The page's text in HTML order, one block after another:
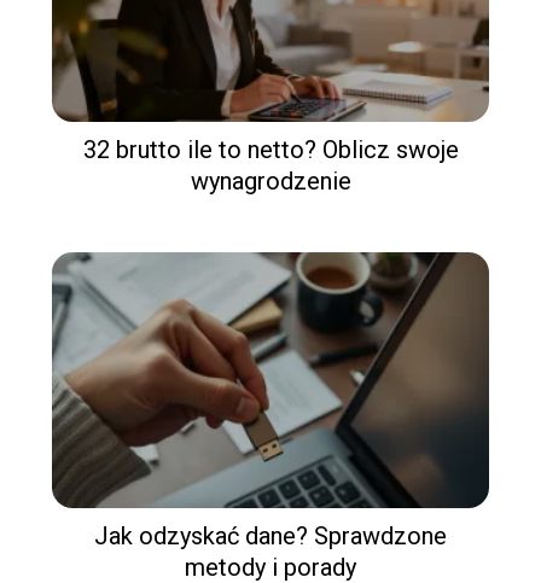
32 brutto ile to netto? Oblicz swoje
wynagrodzenie
Jak odzyskać dane? Sprawdzone
metody i porady